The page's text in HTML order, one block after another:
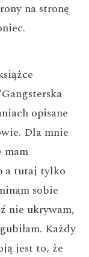
na stronę
opisane
Dla mnie
mam
a tutaj tylko
sobie
nie ukrywam,
Każdy
jest to, że